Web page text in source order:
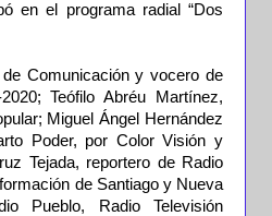
en el programa radial “Dos
Comunicación y vocero de
Teófilo Abréu Martínez,
Miguel Ángel Hernández
Poder, por Color Visión y
Tejada, reportero de Radio
de Santiago y Nueva
Pueblo, Radio Televisión